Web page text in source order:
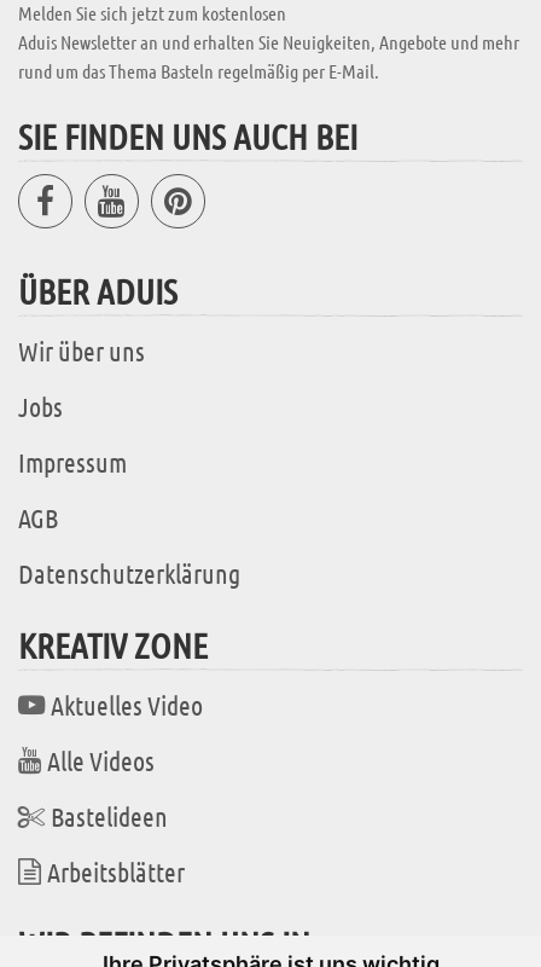
Melden Sie sich jetzt zum kostenlosen
Aduis Newsletter an und erhalten Sie Neuigkeiten, Angebote und mehr
rund um das Thema Basteln regelmäßig per E-Mail.
SIE FINDEN UNS AUCH BEI
ÜBER ADUIS
Wir über uns
Jobs
Impressum
AGB
Datenschutzerklärung
KREATIV ZONE
Aktuelles Video
Alle Videos
Bastelideen
Arbeitsblätter
WIR BEFINDEN UNS IN